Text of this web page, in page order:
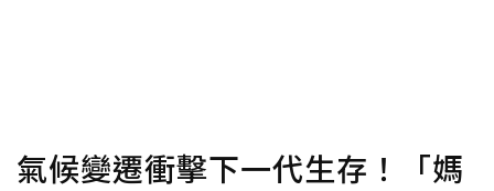
氣候變遷衝擊下一代生存！「媽